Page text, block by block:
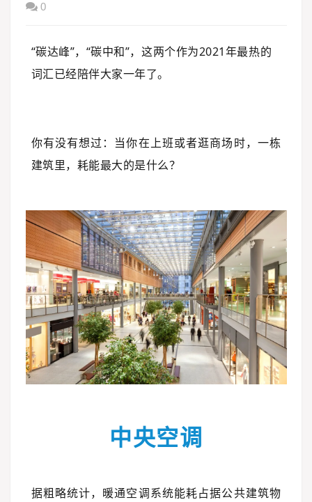
0
“碳达峰”，“碳中和”，这两个作为2021年最热的
词汇已经陪伴大家一年了。
你有没有想过：当你在上班或者逛商场时，一栋
建筑里，耗能最大的是什么？
中央空调
据粗略统计，暖通空调系统能耗占据公共建筑物